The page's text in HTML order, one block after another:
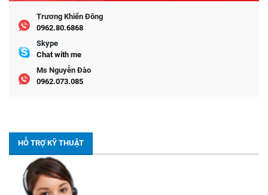
Trương Khiển Đông
0962.80.6868
Skype
Chat with me
Ms Nguyễn Đào
0962.073.085
HỖ TRỢ KỸ THUẬT